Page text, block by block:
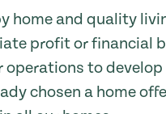
home and quality
profit or financial
to
chosen a home